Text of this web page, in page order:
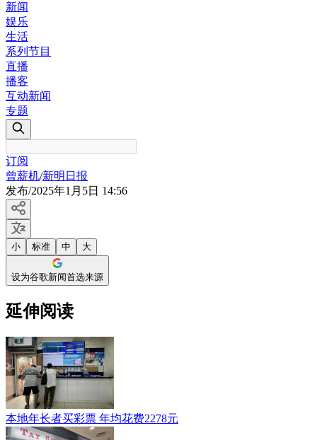
新闻
娱乐
生活
系列节目
直播
播客
互动新闻
专题
订阅
曾薪机/新明日报
发布/2025年1月5日 14:56
小 标准 中 大
设为谷歌新闻首选来源
延伸阅读
本地年长者买彩票 年均花费2278元